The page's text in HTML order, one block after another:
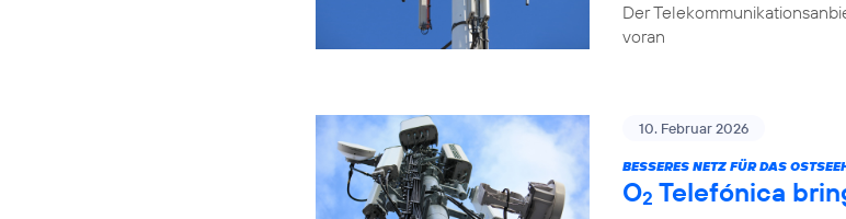
Der
voran
10. Februar 2026
BESSERES NETZ FÜR DAS
O2 Telefónica